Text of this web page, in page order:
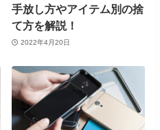
手放し方やアイテム別の捨
て方を解説！
2022年4月20日